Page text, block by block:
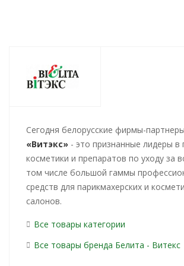
Cегодня белорусские фирмы-партнеры
«Витэкс» - это признанные лидеры в
косметики и препаратов по уходу за
том числе большой гаммы
средств для парикмахерских и
салонов.
Все товары категории
Все товары бренда Белита - Витекс